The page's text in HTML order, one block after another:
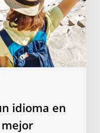
idioma en